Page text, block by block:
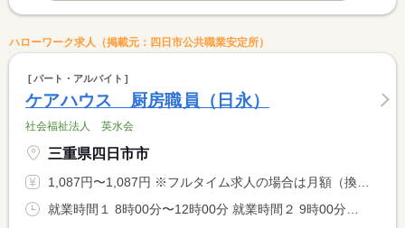
ハローワーク求人（掲載元：四日市公共職業安定所）
パート・アルバイト
ケアハウス 厨房職員（日永）
社会福祉法人 英水会
三重県四日市市
1,087円〜1,087円 ※フルタイム求人の場合は月額（換算額）、パート求人の場合は時間額を表示しています。